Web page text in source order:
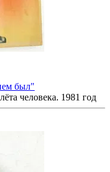
был"
человека. 1981 год